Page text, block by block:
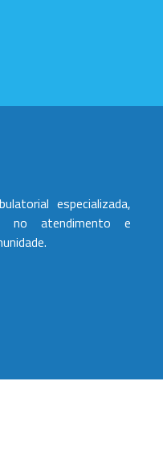
especializada,
no atendimento e